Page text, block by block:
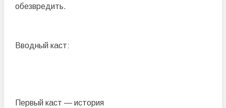
обезвредить.
Вводный каст:
Первый каст — история